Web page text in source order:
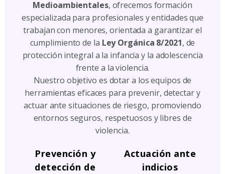
Medioambientales, ofrecemos formación
especializada para profesionales y entidades que
trabajan con menores, orientada a garantizar el
cumplimiento de la Ley Orgánica 8/2021, de
protección integral a la infancia y la adolescencia
frente a la violencia.
Nuestro objetivo es dotar a los equipos de
herramientas eficaces para prevenir, detectar y
actuar ante situaciones de riesgo, promoviendo
entornos seguros, respetuosos y libres de
violencia.
Prevención y
detección de
Actuación ante
indicios